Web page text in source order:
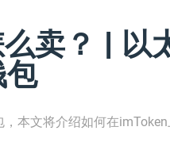
卖？ | 以
本文将介绍如何在